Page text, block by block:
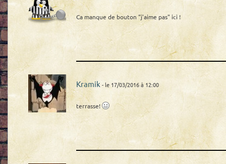
Ca manque de bouton "j'aime pas" ici !
Kramik - le 17/03/2016 à 12:00
terrasse!